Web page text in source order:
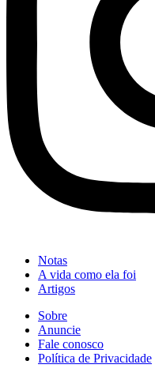
Notas
A vida como ela foi
Artigos
Sobre
Anuncie
Fale conosco
Política de Privacidade